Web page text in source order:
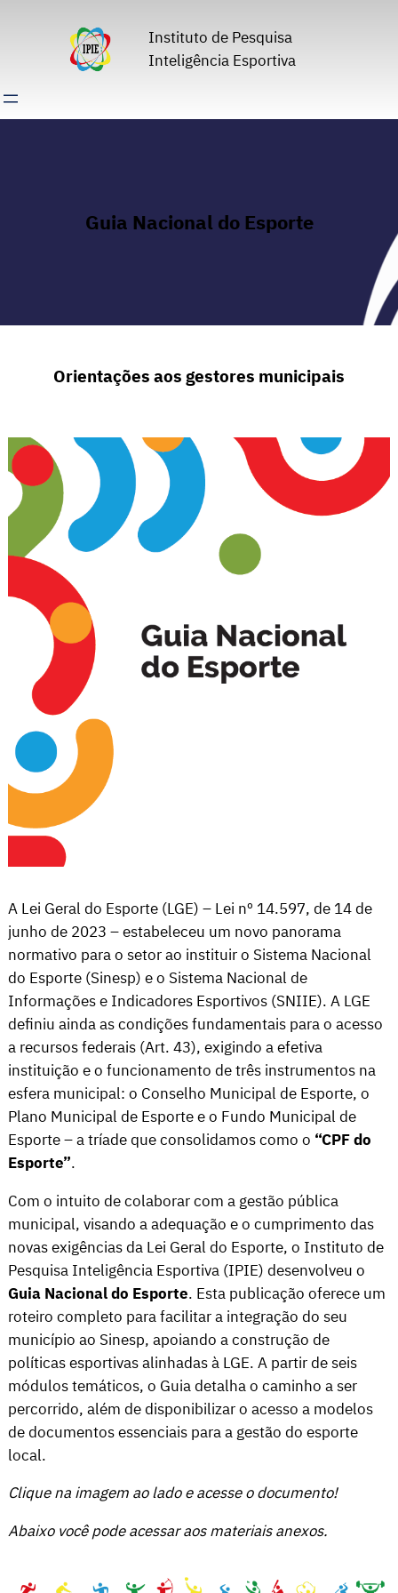
Instituto de Pesquisa
Inteligência Esportiva
Guia Nacional do Esporte
Orientações aos gestores municipais
A Lei Geral do Esporte (LGE) – Lei nº 14.597, de 14 de
junho de 2023 – estabeleceu um novo panorama
normativo para o setor ao instituir o Sistema Nacional
do Esporte (Sinesp) e o Sistema Nacional de
Informações e Indicadores Esportivos (SNIIE). A LGE
definiu ainda as condições fundamentais para o acesso
a recursos federais (Art. 43), exigindo a efetiva
instituição e o funcionamento de três instrumentos na
esfera municipal: o Conselho Municipal de Esporte, o
Plano Municipal de Esporte e o Fundo Municipal de
Esporte – a tríade que consolidamos como o “CPF do
Esporte”.
Com o intuito de colaborar com a gestão pública
municipal, visando a adequação e o cumprimento das
novas exigências da Lei Geral do Esporte, o Instituto de
Pesquisa Inteligência Esportiva (IPIE) desenvolveu o
Guia Nacional do Esporte. Esta publicação oferece um
roteiro completo para facilitar a integração do seu
município ao Sinesp, apoiando a construção de
políticas esportivas alinhadas à LGE. A partir de seis
módulos temáticos, o Guia detalha o caminho a ser
percorrido, além de disponibilizar o acesso a modelos
de documentos essenciais para a gestão do esporte
local.
Clique na imagem ao lado e acesse o documento!
Abaixo você pode acessar aos materiais anexos.